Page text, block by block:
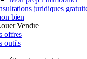
juridiques
bien
Vendre
offres
outils